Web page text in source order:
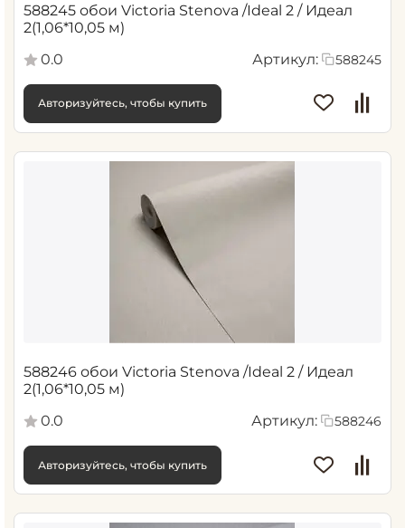
588245 обои Victoria Stenova /Ideal 2 / Идеал
2(1,06*10,05 м)
0.0
Артикул: 588245
Авторизуйтесь, чтобы купить
588246 обои Victoria Stenova /Ideal 2 / Идеал
2(1,06*10,05 м)
0.0
Артикул: 588246
Авторизуйтесь, чтобы купить